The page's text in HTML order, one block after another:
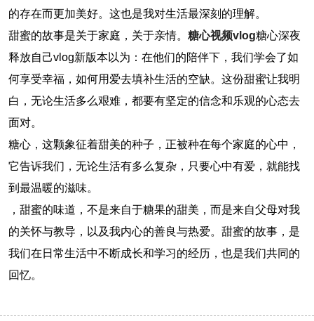
的存在而更加美好。这也是我对生活最深刻的理解。
甜蜜的故事是关于家庭，关于亲情。 糖心视频vlog糖心深夜
释放自己vlog新版本以为：在他们的陪伴下，我们学会了如
何享受幸福，如何用爱去填补生活的空缺。这份甜蜜让我明
白，无论生活多么艰难，都要有坚定的信念和乐观的心态去
面对。
糖心，这颗象征着甜美的种子，正被种在每个家庭的心中，
它告诉我们，无论生活有多么复杂，只要心中有爱，就能找
到最温暖的滋味。
，甜蜜的味道，不是来自于糖果的甜美，而是来自父母对我
的关怀与教导，以及我内心的善良与热爱。甜蜜的故事，是
我们在日常生活中不断成长和学习的经历，也是我们共同的
回忆。